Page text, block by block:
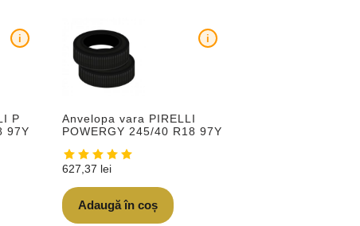
P
97Y
i
Anvelopa vara PIRELLI
POWERGY 245/40 R18 97Y
i
627,37 lei
Adaugă în coș